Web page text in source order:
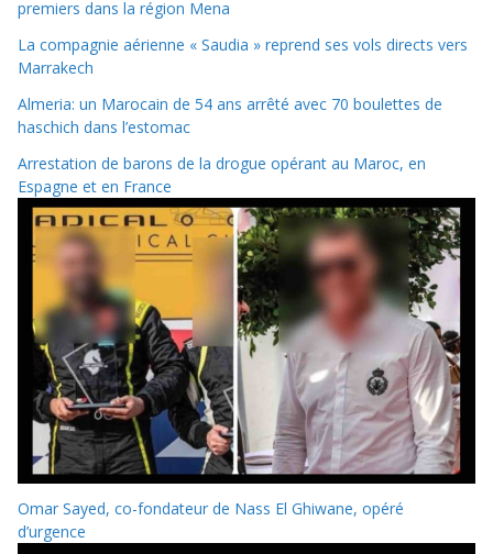
premiers dans la région Mena
La compagnie aérienne « Saudia » reprend ses vols directs vers
Marrakech
Almeria: un Marocain de 54 ans arrêté avec 70 boulettes de
haschich dans l’estomac
Arrestation de barons de la drogue opérant au Maroc, en
Espagne et en France
Omar Sayed, co-fondateur de Nass El Ghiwane, opéré
d’urgence